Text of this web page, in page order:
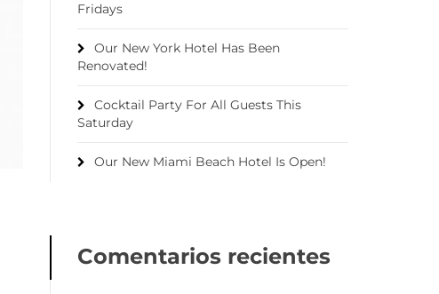
Fridays
Our New York Hotel Has Been
Renovated!
Cocktail Party For All Guests This
Saturday
Our New Miami Beach Hotel Is Open!
Comentarios recientes